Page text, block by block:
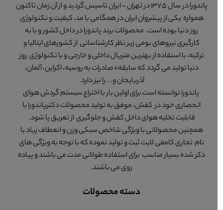
پاندورا در سال 1375 در تهران - ایران تاسیس گردید و از آن زمان تاکنون
همواره یکی از پیشروان ایران در همگامی با مد، کیفیت و تکنولوژی
روز دنیا بوده است. محصولات برند پاندورا در داخل کشور و با به
کارگیری نیروهای بومی زیر نظر کارشناسانی از کشورهای ایتالیا و
ترکیه، با استفاده از بهترین متریال داخلی و خارجی و با تکنولوژی روز
دنیا تولید می گردد که سابقهء صادرات به روسیه، اکراین، آلمان،
آذربایجان و... را نیز دارد.
پاندورا توانسته است برای اولین بار با اختراع سیستم گردش هوای
انحصاری خود در کفش، موفق به تولید محصولات دکترپاندورا با
قابلیت تخلیه هوای داخل کفش و جلوگیری از تعریق پا شود.
همچنین محصولاتی با ویژگی شاخص سبکی وزن و انعطاف زیاد با
نام تجاری کامفی لایت ثبت و تولید نموده که با توجه به ویژگی های
ذکر شده بسیار مناسب برای استفاده طولانی مدت می باشند و پیاده
روی می باشند.
دسته محصولات